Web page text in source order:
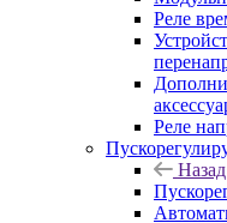
Реле
Реле
Назад